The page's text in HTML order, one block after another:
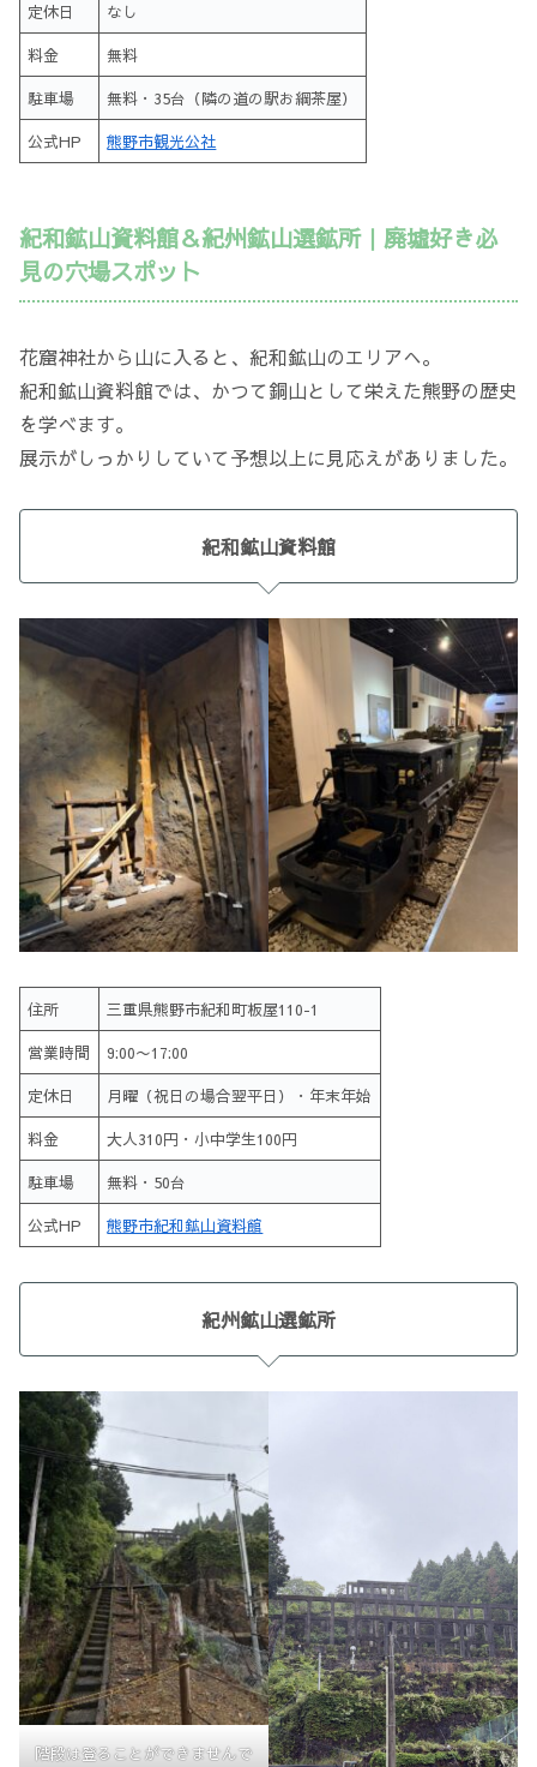
定休日 なし
料金 無料
駐車場 無料・35台（隣の道の駅お綱茶屋）
公式HP 熊野市観光公社
紀和鉱山資料館＆紀州鉱山選鉱所｜廃墟好き必
見の穴場スポット
花窟神社から山に入ると、紀和鉱山のエリアへ。
紀和鉱山資料館では、かつて銅山として栄えた熊野の歴史
を学べます。
展示がしっかりしていて予想以上に見応えがありました。
紀和鉱山資料館
住所 三重県熊野市紀和町板屋110-1
営業時間 9:00〜17:00
定休日 月曜（祝日の場合翌平日）・年末年始
料金 大人310円・小中学生100円
駐車場 無料・50台
公式HP 熊野市紀和鉱山資料館
紀州鉱山選鉱所
階段は登ることができませんで